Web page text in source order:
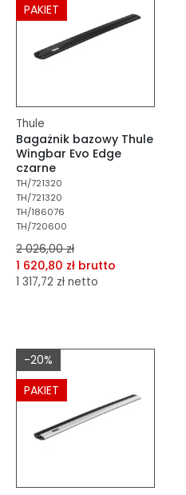
PAKIET
Thule
Bagażnik bazowy Thule
Wingbar Evo Edge
czarne
TH/721320
TH/721320
TH/186076
TH/720600
2 026,00 zł
1 620,80 zł brutto
1 317,72 zł netto
Do koszyka
-20%
PAKIET